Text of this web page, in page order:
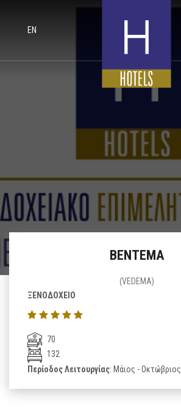
EN
ΒΕΝΤΕΜΑ
(VEDEMA)
ΞΕΝΟΔΟΧΕΙΟ
70
132
Περίοδος Λειτουργίας: Μάιος - Οκτώβριος